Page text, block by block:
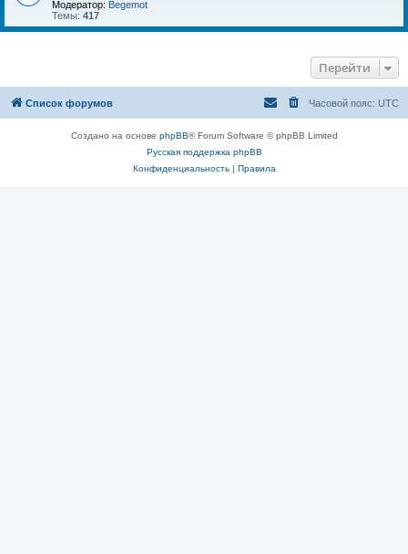
Модератор: Begemot
Темы: 417
Перейти
Список форумов Часовой пояс: UTC
Создано на основе phpBB® Forum Software © phpBB Limited
Русская поддержка phpBB
Конфиденциальность| Правила